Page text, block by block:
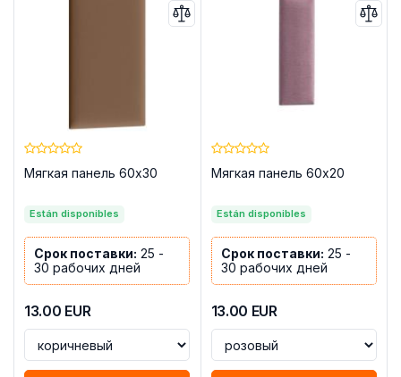
Мягкая панель 60x30
Están disponibles
Срок поставки: 25 -
30 рабочих дней
13.00 EUR
Мягкая панель 60x20
Están disponibles
Срок поставки: 25 -
30 рабочих дней
13.00 EUR